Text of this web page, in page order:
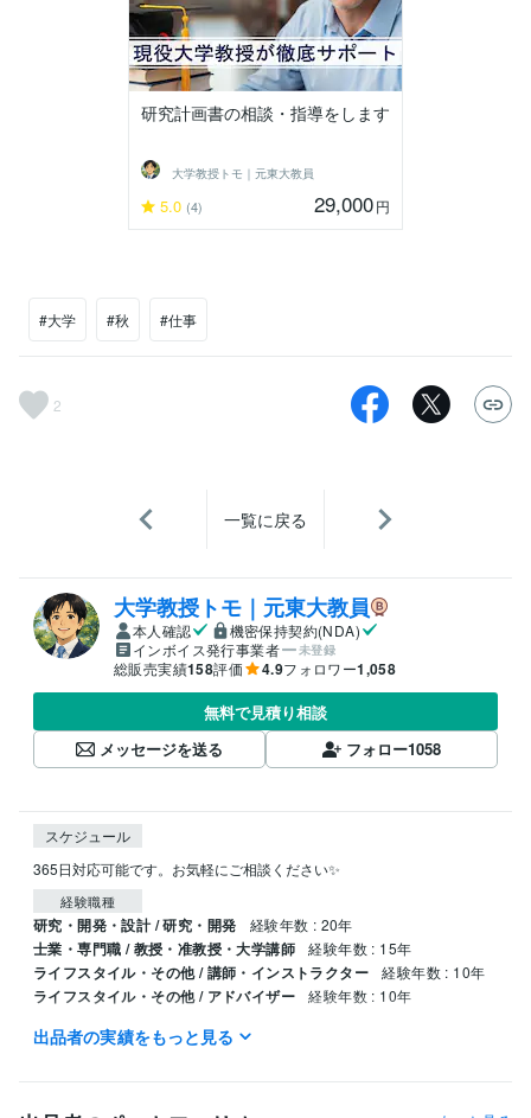
研究計画書の相談・指導をします
大学教授トモ｜元東大教員
5.0 (4) 29,000円
#大学 #秋 #仕事
2
一覧に戻る
大学教授トモ｜元東大教員
本人確認
機密保持契約(NDA)
インボイス発行事業者
未登録
総販売実績158評価 4.9フォロワー1,058
無料で見積り相談
メッセージを送る
フォロー1058
スケジュール
365日対応可能です。お気軽にご相談ください✨
経験職種
研究・開発・設計 / 研究・開発 経験年数 : 20年
士業・専門職 / 教授・准教授・大学講師 経験年数 : 15年
ライフスタイル・その他 / 講師・インストラクター 経験年数 : 10年
ライフスタイル・その他 / アドバイザー 経験年数 : 10年
職歴
出品者の実績をもっと見る